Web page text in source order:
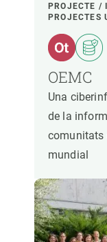
PROJECTE /
PROJECTES
OEMC
Una
de la
comunitats
mundial